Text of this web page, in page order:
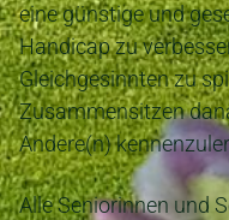
eine günstige und
Handicap zu
Gleichgesinnten zu
Zusammensitzen
Andere(n)
Alle Seniorinnen und